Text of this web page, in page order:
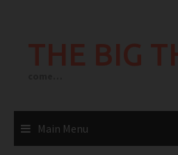
THE BIG
Main Menu